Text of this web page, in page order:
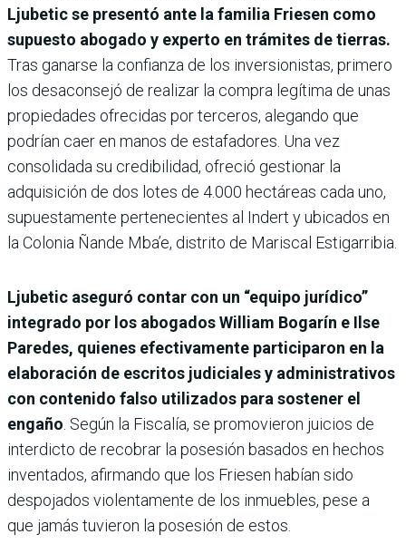
Ljubetic se presentó ante la familia Friesen como
supuesto abogado y experto en trámites de tierras.
Tras ganarse la confianza de los inversionistas, primero
los desaconsejó de realizar la compra legítima de unas
propiedades ofrecidas por terceros, alegando que
podrían caer en manos de estafadores. Una vez
consolidada su credibilidad, ofreció gestionar la
adquisición de dos lotes de 4.000 hectáreas cada uno,
supuestamente pertenecientes al Indert y ubicados en
la Colonia Ñande Mba’e, distrito de Mariscal Estigarribia.
Ljubetic aseguró contar con un “equipo jurídico”
integrado por los abogados William Bogarín e Ilse
Paredes, quienes efectivamente participaron en la
elaboración de escritos judiciales y administrativos
con contenido falso utilizados para sostener el
engaño . Según la Fiscalía, se promovieron juicios de
interdicto de recobrar la posesión basados en hechos
inventados, afirmando que los Friesen habían sido
despojados violentamente de los inmuebles, pese a
que jamás tuvieron la posesión de estos.